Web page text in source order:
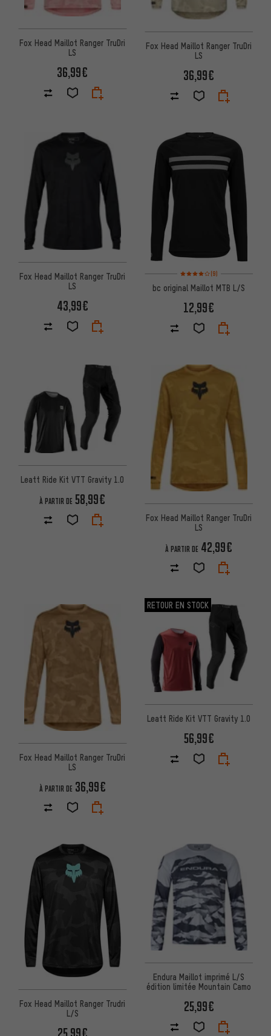
Fox Head Maillot Ranger TruDri
LS
36,99€
Fox Head Maillot Ranger TruDri
LS
36,99€
Fox Head Maillot Ranger TruDri
LS
43,99€
Note moyenne : 4 sur 5
(9)
bc original Maillot MTB L/S
12,99€
Leatt Ride Kit VTT Gravity 1.0
À PARTIR DE 58,99€
Fox Head Maillot Ranger TruDri
LS
À PARTIR DE 42,99€
Fox Head Maillot Ranger TruDri
LS
À PARTIR DE 36,99€
RETOUR EN STOCK
Leatt Ride Kit VTT Gravity 1.0
56,99€
Fox Head Maillot Ranger Trudri
L/S
Endura Maillot imprimé L/S
édition limitée Mountain Camo
25,99€